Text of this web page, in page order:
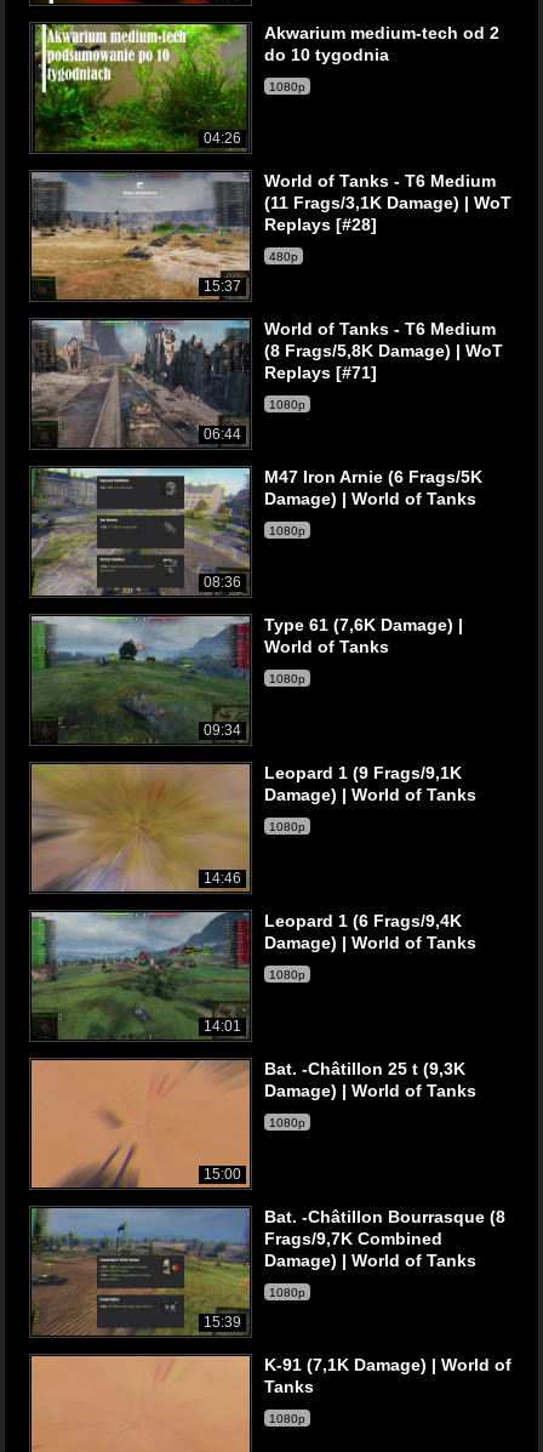
04:26
Akwarium medium-tech od 2
do 10 tygodnia
1080p
15:37
World of Tanks - T6 Medium
(11 Frags/3,1K Damage) | WoT
Replays [#28]
480p
06:44
World of Tanks - T6 Medium
(8 Frags/5,8K Damage) | WoT
Replays [#71]
1080p
08:36
M47 Iron Arnie (6 Frags/5K
Damage) | World of Tanks
1080p
09:34
Type 61 (7,6K Damage) |
World of Tanks
1080p
14:46
Leopard 1 (9 Frags/9,1K
Damage) | World of Tanks
1080p
14:01
Leopard 1 (6 Frags/9,4K
Damage) | World of Tanks
1080p
15:00
Bat. -Châtillon 25 t (9,3K
Damage) | World of Tanks
1080p
15:39
Bat. -Châtillon Bourrasque (8
Frags/9,7K Combined
Damage) | World of Tanks
1080p
K-91 (7,1K Damage) | World of
Tanks
1080p